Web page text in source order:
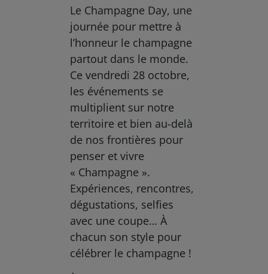
Le Champagne Day, une
journée pour mettre à
l’honneur le champagne
partout dans le monde.
Ce vendredi 28 octobre,
les événements se
multiplient sur notre
territoire et bien au-delà
de nos frontières pour
penser et vivre
« Champagne ».
Expériences, rencontres,
dégustations, selfies
avec une coupe… À
chacun son style pour
célébrer le champagne !